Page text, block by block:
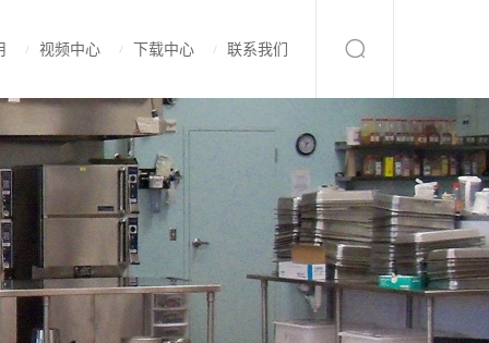
视频中心 下载中心 联系我们